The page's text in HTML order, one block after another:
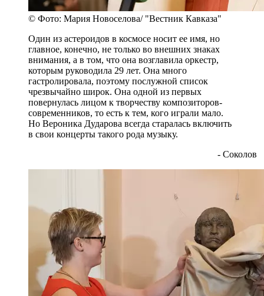
© Фото: Мария Новоселова/ "Вестник Кавказа"
Один из астероидов в космосе носит ее имя, но
главное, конечно, не только во внешних знаках
внимания, а в том, что она возглавила оркестр,
которым руководила 29 лет. Она много
гастролировала, поэтому послужной список
чрезвычайно широк. Она одной из первых
повернулась лицом к творчеству композиторов-
современников, то есть к тем, кого играли мало.
Но Вероника Дударова всегда старалась включить
в свои концерты такого рода музыку.
- Соколов